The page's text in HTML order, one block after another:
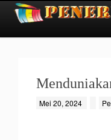
Mei 20, 2024